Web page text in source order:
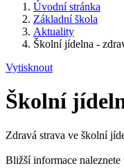
Úvodní stránka
Základní škola
Aktuality
Školní jídelna -
Vytisknout
Školní
Zdravá strava ve školní
Bližší informace naleznete